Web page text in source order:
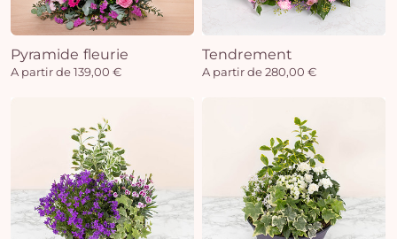
Pyramide fleurie
A partir de 139,00 €
Tendrement
A partir de 280,00 €